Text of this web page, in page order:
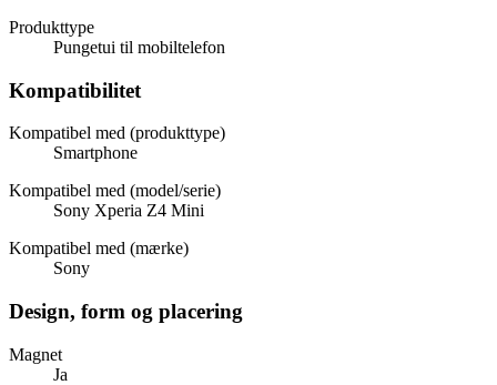
Produkttype
Pungetui til mobiltelefon
Kompatibilitet
Kompatibel med (produkttype)
Smartphone
Kompatibel med (model/serie)
Sony Xperia Z4 Mini
Kompatibel med (mærke)
Sony
Design, form og placering
Magnet
Ja